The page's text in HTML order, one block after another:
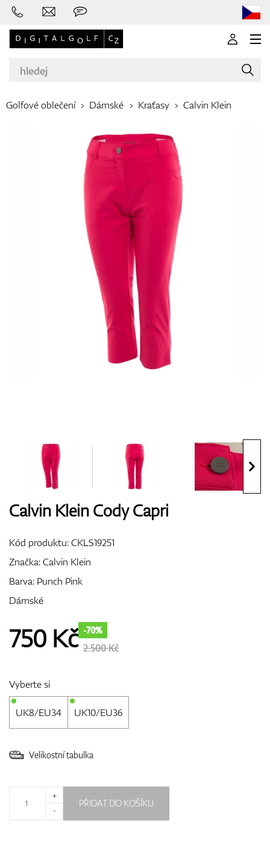
Značky
Oblečení
Boty
Rukavice
Bagy
Doplňky
Dárkové poukazy
Golfové oblečení Dámské Kraťasy Calvin Klein
Calvin Klein Cody Capri
Kód produktu:CKLS19251
Značka:Calvin Klein
Barva: Punch Pink
Dámské
750 Kč -70%
2.500 Kč
Vyberte si
UK8/EU34 UK10/EU36
Velikostní tabulka
+
-
PŘIDAT DO KOŠÍKU